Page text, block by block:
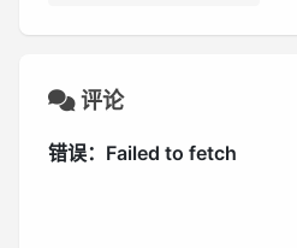
评论